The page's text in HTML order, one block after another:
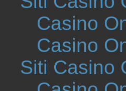
Casino
Casino
Siti Casino